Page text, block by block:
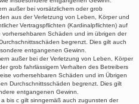
außer bei vorsätzlichem oder grob
aus der Verletzung von Leben, Körper und
Vertragspflichten (Kardinalpflichten) auf
vorhersehbaren Schäden und im übrigen der
begrenzt. Dies gilt auch
entgangenen Gewinn.
außer bei der Verletzung von Leben, Körper
grob fahrlässigem Verhalten des Betreibers
vorhersehbaren Schäden und im Übrigen
Durchschnittsschäden begrenzt. Dies gilt
entgangenen Gewinn.
bis c gilt sinngemäß auch zugunsten der